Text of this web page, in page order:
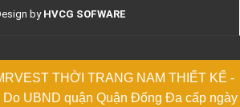
by HVCG SOFWARE
THỜI TRANG NAM THIẾT KẾ -
Do UBND quận Quận Đống Đa cấp ngày